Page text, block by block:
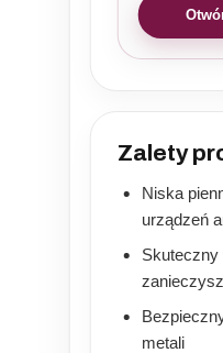
Zalety
Niska
urządzeń
Skuteczny
metali